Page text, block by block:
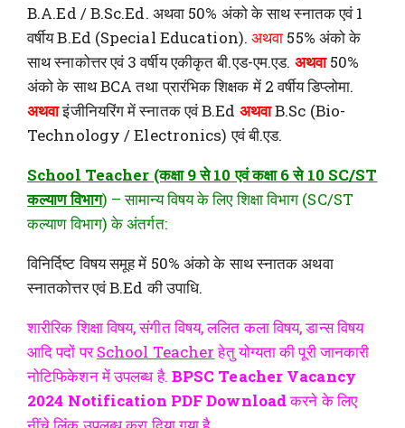
B.A.Ed / B.Sc.Ed. अथवा 50% अंको के साथ स्नातक एवं 1
वर्षीय B.Ed (Special Education).अथवा 55% अंको के
साथ स्नाकोत्तर एवं 3 वर्षीय एकीकृत बी.एड-एम.एड. अथवा50%
अंको के साथ BCA तथा प्रारंभिक शिक्षक में 2 वर्षीय डिप्लोमा.
अथवाइंजीनियरिंग में स्नातक एवं B.Ed अथवाB.Sc (Bio-
Technology / Electronics) एवं बी.एड.
School Teacher (कक्षा 9 से 10 एवं कक्षा 6 से 10 SC/ST
कल्याण विभाग) – सामान्य विषय के लिए शिक्षा विभाग (SC/ST
कल्याण विभाग) के अंतर्गत:
विनिर्दिष्ट विषय समूह में 50% अंको के साथ स्नातक अथवा
स्नातकोत्तर एवं B.Ed की उपाधि.
शारीरिक शिक्षा विषय, संगीत विषय, ललित कला विषय, डान्स विषय
आदि पदों परSchool Teacherहेतु योग्यता की पूरी जानकारी
नोटिफिकेशन में उपलब्ध है. BPSC Teacher Vacancy
2024 Notification PDF Downloadकरने के लिए